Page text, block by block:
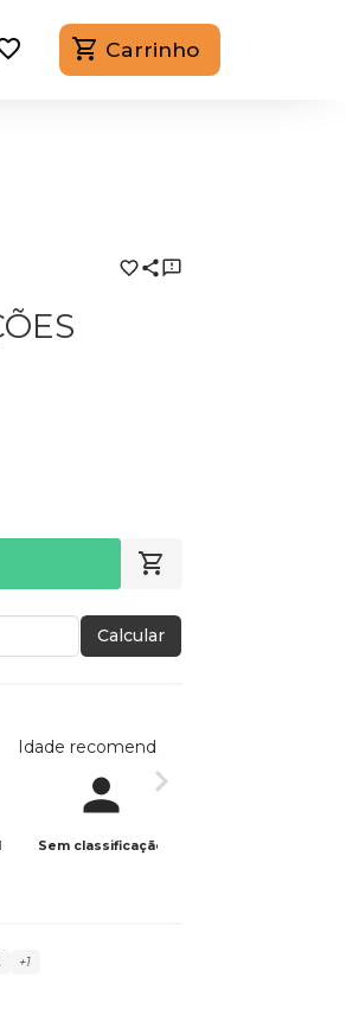
Carrinho
Calcular
Idade recomendada
Sem classificação
+1